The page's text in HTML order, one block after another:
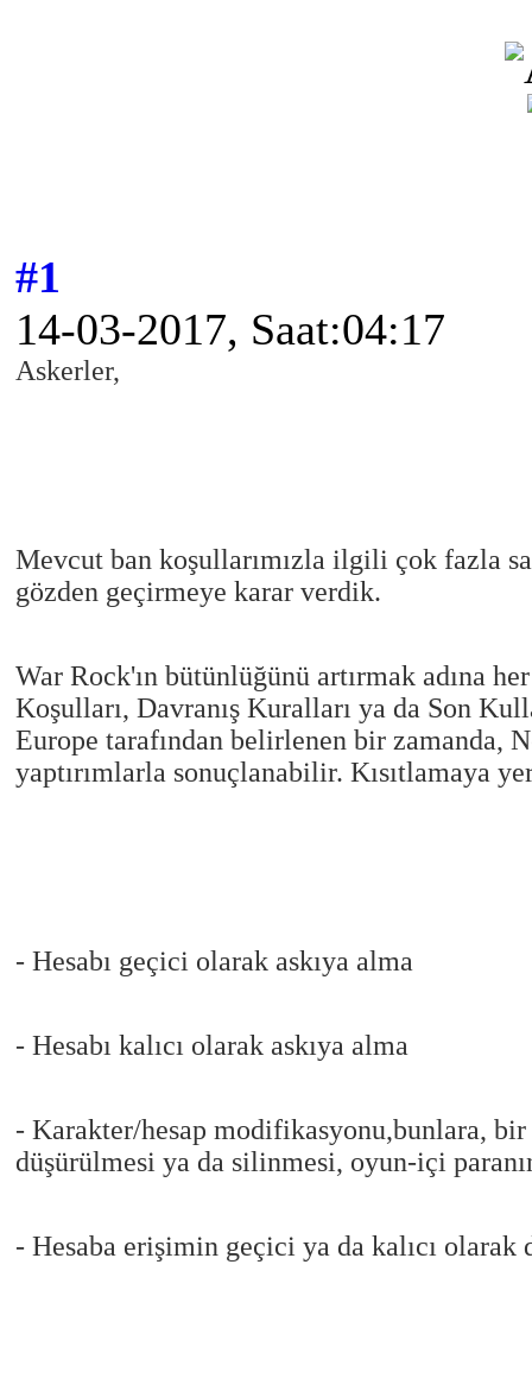
#1
14-03-2017, Saat:04:17
Askerler,
Mevcut ban koşullarımızla ilgili çok fazla
gözden geçirmeye karar verdik.
War Rock'ın bütünlüğünü artırmak adına
Koşulları, Davranış Kuralları ya da Son
Europe tarafından belirlenen bir zamanda,
yaptırımlarla sonuçlanabilir. Kısıtlamaya
- Hesabı geçici olarak askıya alma
- Hesabı kalıcı olarak askıya alma
- Karakter/hesap modifikasyonu,bunlara,
düşürülmesi ya da silinmesi, oyun-içi
- Hesaba erişimin geçici ya da kalıcı olarak